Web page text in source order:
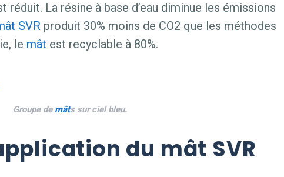
réduit. La résine à base d’eau diminue les émissions
SVR produit 30% moins de CO2 que les méthodes
le mât est recyclable à 80%.
Groupe de mâts sur ciel bleu.
du mât SVR